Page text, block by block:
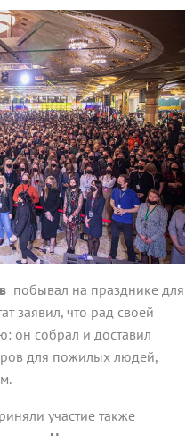
побывал на празднике для
заявил, что рад своей
он собрал и доставил
для пожилых людей,
участие также